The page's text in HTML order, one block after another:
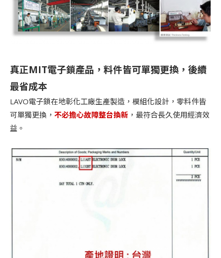
真正MIT電子鎖產品，料件皆可單獨更換，後續
最省成本
LAVO電子鎖在地彰化工廠生產製造，模組化設計，零料件皆
可單獨更換， 不必擔心故障整台換新 ，最符合長久使用經濟效
益。